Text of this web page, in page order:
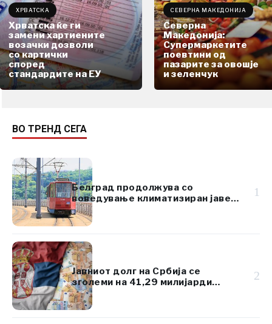
ХРВАТСКА
Хрватска ќе ги
замени хартиените
возачки дозволи
со картички
според
стандардите на ЕУ
СЕВЕРНА МАКЕДОНИЈА
Северна
Македонија:
Супермаркетите
поевтини од
пазарите за овошје
и зеленчук
ВО ТРЕНД СЕГА
Белград продолжува со
воведување климатизиран јавен
превоз
1
Јавниот долг на Србија се
зголеми на 41,29 милијарди
евра, но остана под 45% од БДП
2